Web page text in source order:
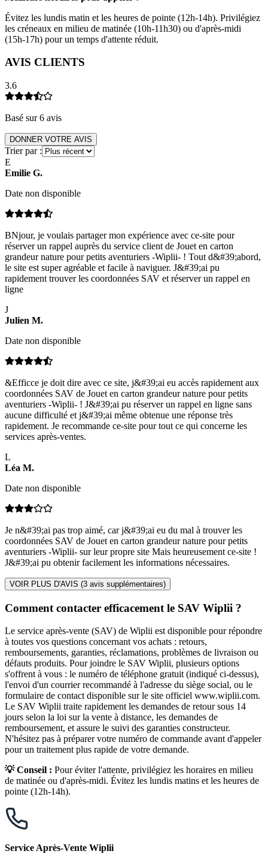
Évitez les lundis matin et les heures de pointe (12h-14h). Privilégiez
les créneaux en milieu de matinée (10h-11h30) ou d'après-midi
(15h-17h) pour un temps d'attente réduit.
AVIS CLIENTS
3.6
Basé sur6 avis
DONNER VOTRE AVIS
Trier par :
E
Emilie G.
Date non disponible
BNjour, je voulais partager mon expérience avec ce-site pour
réserver un rappel auprès du service client de Jouet en carton
grandeur nature pour petits aventuriers -Wiplii- ! Tout d&#39;abord,
le site est super agréable et facile à naviguer. J&#39;ai pu
rapidement trouver les coordonnées SAV et réserver un rappel en
ligne
J
Julien M.
Date non disponible
&Efficce je doit dire avec ce site, j&#39;ai eu accès rapidement aux
coordonnées SAV de Jouet en carton grandeur nature pour petits
aventuriers -Wiplii- ! J&#39;ai pu réserver un rappel en ligne sans
aucune difficulté et j&#39;ai même obtenue une réponse très
rapidement. Je recommande ce-site pour tout ce qui concerne les
services après-ventes.
L
Léa M.
Date non disponible
Je n&#39;ai pas trop aimé, car j&#39;ai eu du mal à trouver les
coordonnées SAV de Jouet en carton grandeur nature pour petits
aventuriers -Wiplii- sur leur propre site Mais heureusement ce-site !
J&#39;ai pu obtenir facilement les informations nécessaires.
VOIR PLUS D'AVIS (3 avis supplémentaires)
Comment contacter efficacement le SAV Wiplii ?
Le service après-vente (SAV) de Wiplii est disponible pour répondre
à toutes vos questions concernant vos achats : retours,
remboursements, garanties, réclamations, problèmes de livraison ou
défauts produits. Pour joindre le SAV Wiplii, plusieurs options
s'offrent à vous : le numéro de téléphone gratuit (indiqué ci-dessus),
l'envoi d'un courrier recommandé à l'adresse du siège social, ou le
formulaire de contact disponible sur le site officiel www.wiplii.com.
Le SAV Wiplii traite rapidement les demandes de retour sous 14
jours selon la loi sur la vente à distance, les demandes de
remboursement, et assure le suivi des garanties constructeur.
N'hésitez pas à préparer votre numéro de commande avant d'appeler
pour un traitement plus rapide de votre demande.
💡 Conseil : Pour éviter l'attente, privilégiez les horaires en milieu
de matinée ou d'après-midi. Évitez les lundis matins et les heures de
pointe (12h-14h).
Service Après-Vente Wiplii